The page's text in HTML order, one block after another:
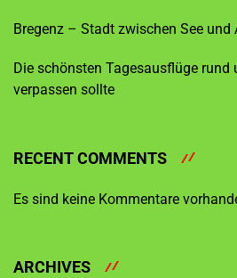
Bregenz – Stadt zwischen See und
Die schönsten Tagesausflüge rund
verpassen sollte
RECENT COMMENTS
Es sind keine Kommentare
ARCHIVES